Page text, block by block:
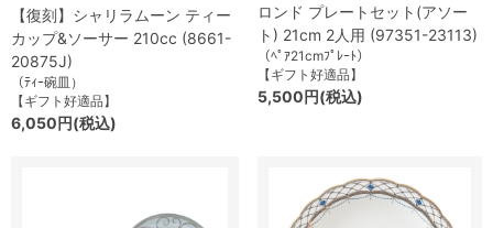
【復刻】シャリラムーン ティー
カップ&ソーサー 210cc (8661-
20875J)
（ﾃｨｰ碗皿）
【ギフト好適品】
6,050円(税込)
ロンド プレートセット(アソー
ト) 21cm 2人用 (97351-23113)
（ﾍﾟｱ21cmﾌﾟﾚｰﾄ）
【ギフト好適品】
5,500円(税込)